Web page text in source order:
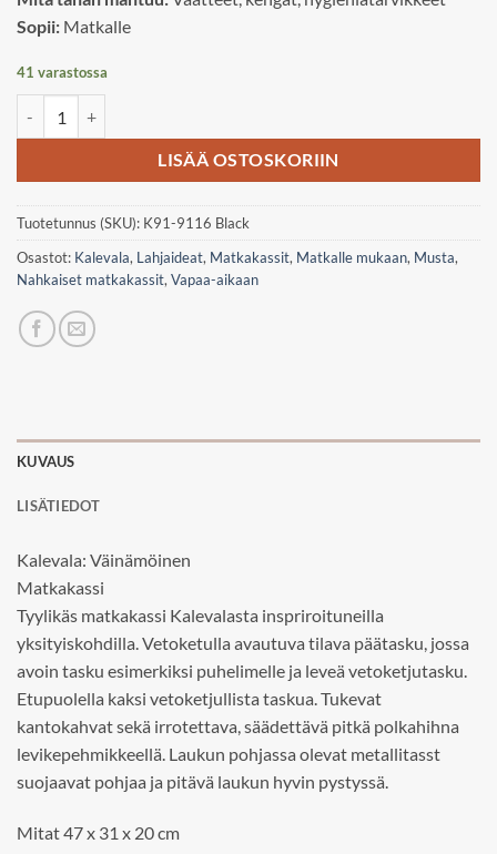
Sopii: Matkalle
41 varastossa
LISÄÄ OSTOSKORIIN
Tuotetunnus (SKU): K91-9116 Black
Osastot: Kalevala, Lahjaideat, Matkakassit, Matkalle mukaan, Musta,
Nahkaiset matkakassit,Vapaa-aikaan
KUVAUS
LISÄTIEDOT
Kalevala: Väinämöinen
Matkakassi
Tyylikäs matkakassi Kalevalasta inspriroituneilla
yksityiskohdilla. Vetoketulla avautuva tilava päätasku, jossa
avoin tasku esimerkiksi puhelimelle ja leveä vetoketjutasku.
Etupuolella kaksi vetoketjullista taskua. Tukevat
kantokahvat sekä irrotettava, säädettävä pitkä polkahihna
levikepehmikkeellä. Laukun pohjassa olevat metallitasst
suojaavat pohjaa ja pitävä laukun hyvin pystyssä.
Mitat 47 x 31 x 20 cm